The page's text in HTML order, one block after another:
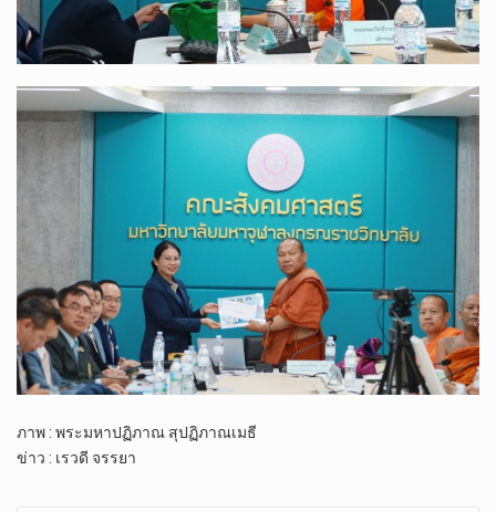
ภาพ : พระมหา​ปฏิภาณ​ สุ​ปฏิภาณ​เมธี
ข่าว : เรวดี จรรยา